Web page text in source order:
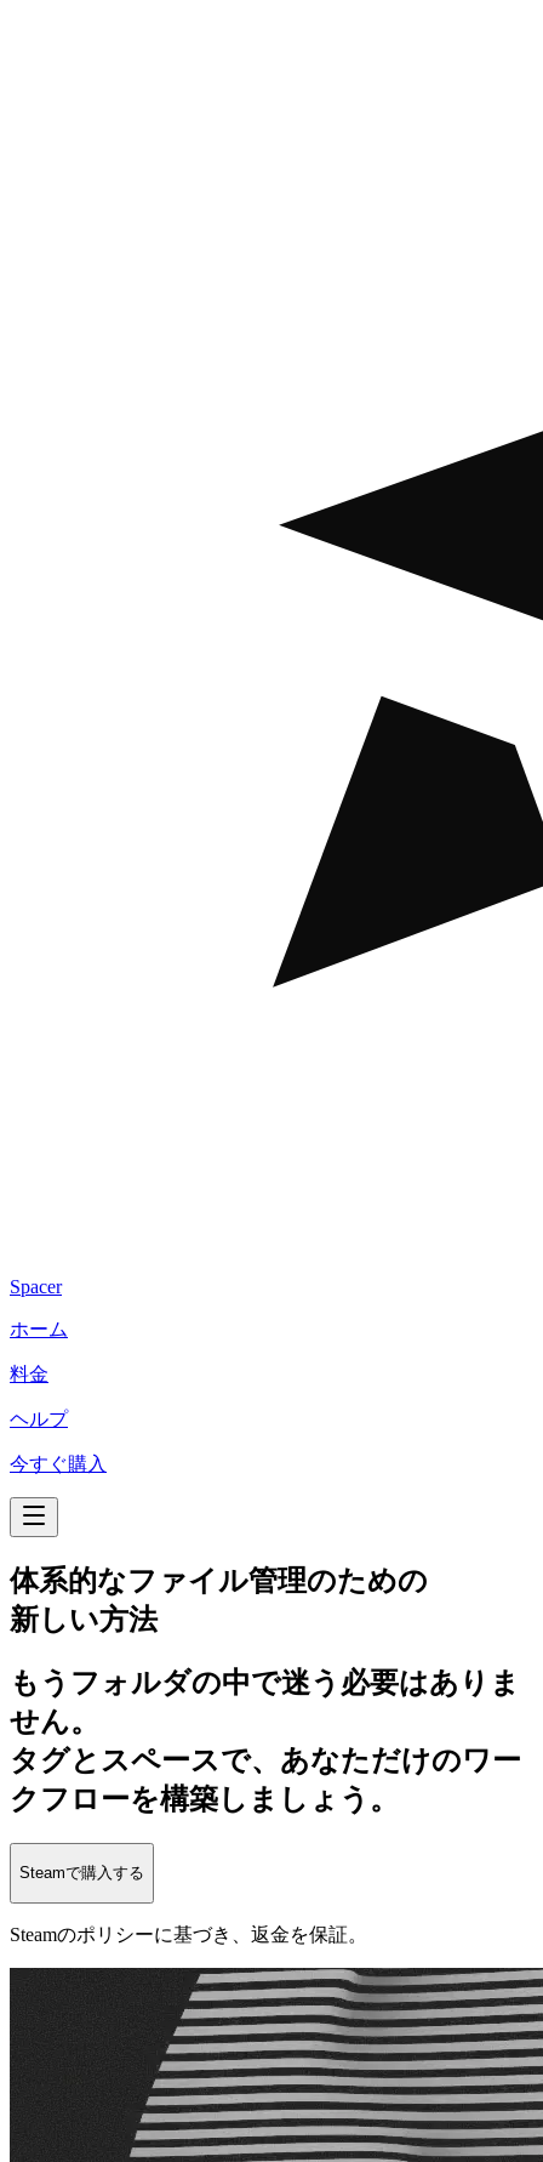
Spacer
ホーム
料金
ヘルプ
今すぐ購入
体系的なファイル管理のための
新しい方法
もうフォルダの中で迷う必要はありま
せん。
タグとスペースで、あなただけのワー
クフローを構築しましょう。
Steamで購入する
Steamのポリシーに基づき、返金を保証。